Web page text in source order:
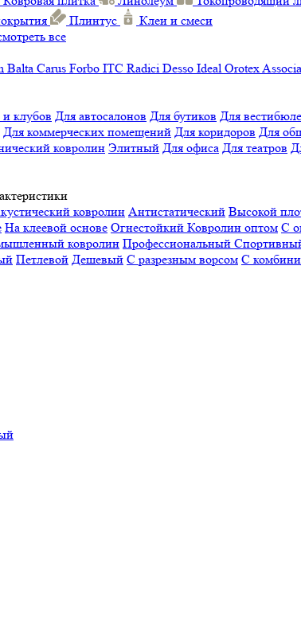
Плинтус
Клеи и смеси
все
Balta Carus Forbo ITC Radici Desso Ideal Orotex
клубов Для автосалонов Для бутиков Для
Для коммерческих помещений Для коридоров Для
ковролин Элитный Для офиса Для театров
ковролин Антистатический Высокой
На клеевой основе Огнестойкий Ковролин оптом С
ковролин Профессиональный
Петлевой Дешевый С разрезным ворсом С